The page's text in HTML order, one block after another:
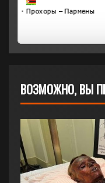
ВОЗМОЖНО, ВЫ